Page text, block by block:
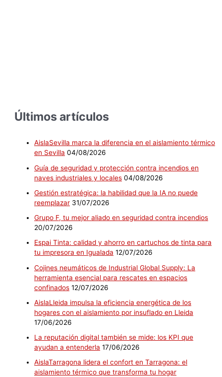
Últimos artículos
AislaSevilla marca la diferencia en el aislamiento térmico
en Sevilla 04/08/2026
Guía de seguridad y protección contra incendios en
naves industriales y locales 04/08/2026
Gestión estratégica: la habilidad que la IA no puede
reemplazar 31/07/2026
Grupo F, tu mejor aliado en seguridad contra incendios
20/07/2026
Espai Tinta: calidad y ahorro en cartuchos de tinta para
tu impresora en Igualada 12/07/2026
Cojines neumáticos de Industrial Global Supply: La
herramienta esencial para rescates en espacios
confinados 12/07/2026
AislaLleida impulsa la eficiencia energética de los
hogares con el aislamiento por insuflado en Lleida
17/06/2026
La reputación digital también se mide: los KPI que
ayudan a entenderla 17/06/2026
AislaTarragona lidera el confort en Tarragona: el
aislamiento térmico que transforma tu hogar